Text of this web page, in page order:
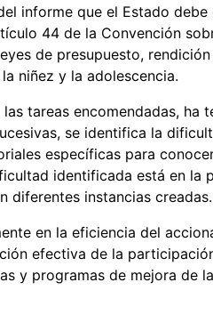
informe que el Estado
44 de la Convención
de presupuesto,
niñez y la adolescencia.
tareas encomendadas, ha
se identifica la
específicas para
identificada está en
diferentes instancias creadas.
en la eficiencia del
efectiva de la
y programas de mejora de